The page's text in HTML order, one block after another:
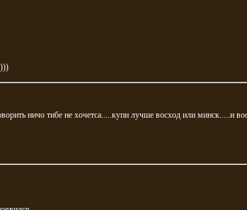
ничо тибе не хочетса.....купи лучше восход или минск.....и